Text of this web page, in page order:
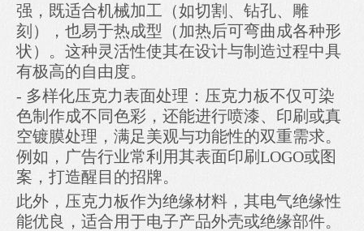
强，既适合机械加工（如切割、钻孔、雕
刻），也易于热成型（加热后可弯曲成各种形
状）。这种灵活性使其在设计与制造过程中具
有极高的自由度。
- 多样化压克力表面处理：压克力板不仅可染
色制作成不同色彩，还能进行喷漆、印刷或真
空镀膜处理，满足美观与功能性的双重需求。
例如，广告行业常利用其表面印刷LOGO或图
案，打造醒目的招牌。
此外，压克力板作为绝缘材料，其电气绝缘性
能优良，适合用于电子产品外壳或绝缘部件。